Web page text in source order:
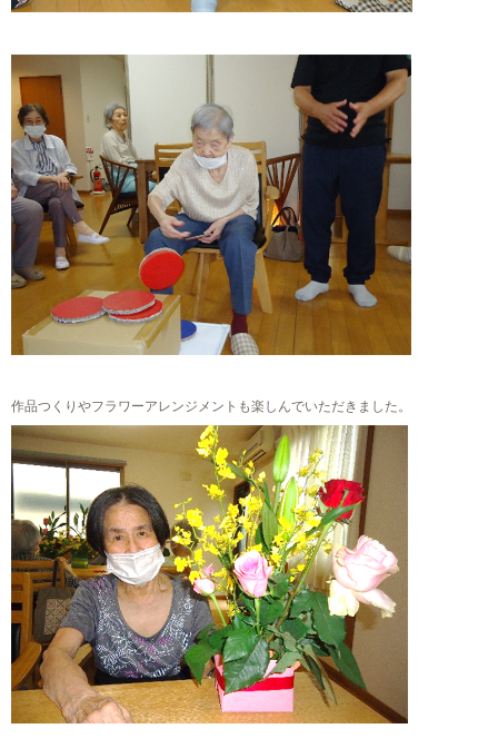
作品つくりやフラワーアレンジメントも楽しんでいただきました。